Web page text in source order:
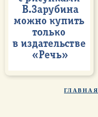
ГЛАВНАЯ